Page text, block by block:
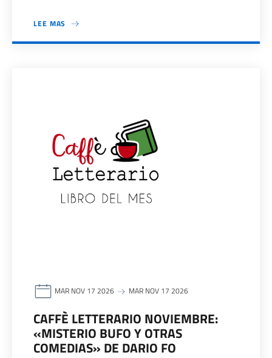
LEE MAS
MAR NOV 17 2026 MAR NOV 17 2026
CAFFÈ LETTERARIO NOVIEMBRE:
«MISTERIO BUFO Y OTRAS
COMEDIAS» DE DARIO FO